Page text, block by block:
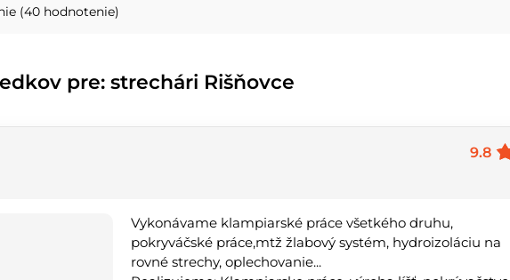
(40 hodnotenie)
pre: strechári Rišňovce
9.8
Vykonávame klampiarské práce všetkého druhu,
pokryváčské práce,mtž žlabový systém, hydroizoláciu na
rovné strechy, oplechovanie...